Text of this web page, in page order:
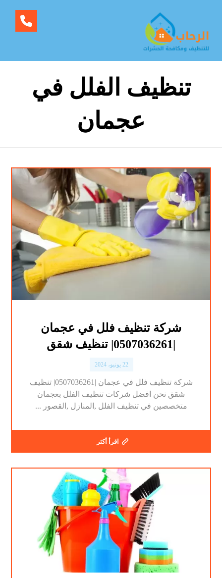
تنظيف الفلل في
عجمان
شركة تنظيف فلل في عجمان
22 يونيو، 2024
شركة تنظيف فلل في عجمان |0507036261| تنظيف
شقق نحن افضل شركات تنظيف الفلل بعجمان
متخصصين في تنظيف الفلل ,المنازل ,القصور ...
اقرأ أكثر